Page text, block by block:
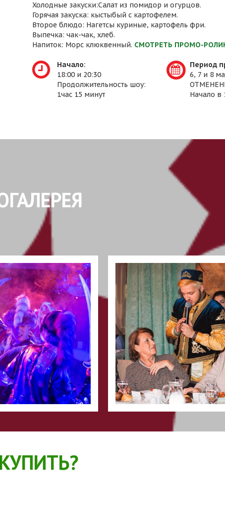
Холодные закуски:Салат из помидор и огурцов.
Горячая закуска: кыстыбый с картофелем.
Второе блюдо: Нагетсы куриные, картофель фри.
Выпечка: чак-чак, хлеб.
Напиток: Морс клюквенный. СМОТРЕТЬ ПРОМО-
Начало:
18:00 и 20:30
Продолжительность шоу:
1час 15 минут
Период
6, 7 и 8
Начало в